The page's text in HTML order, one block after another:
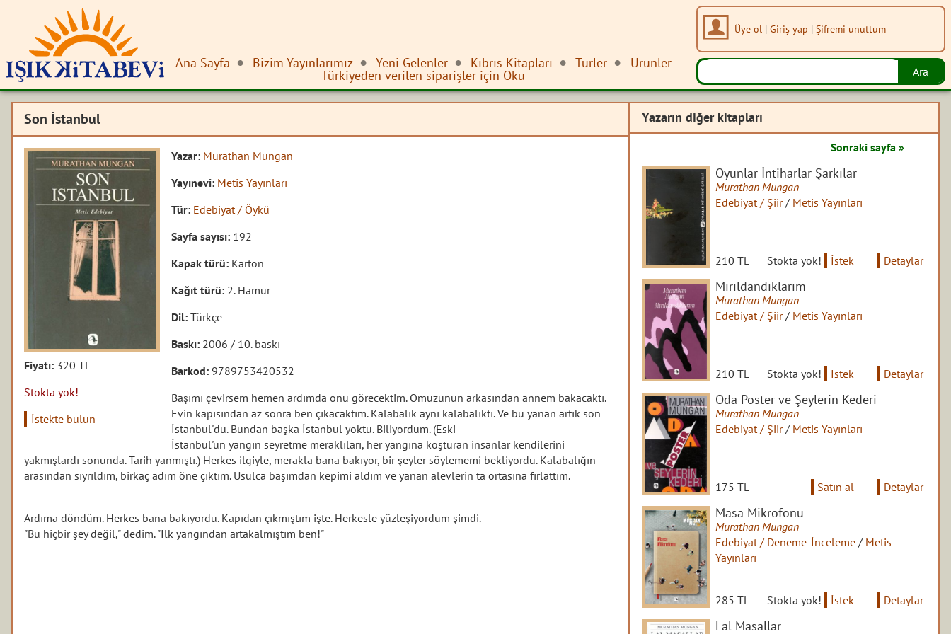
Ana Sayfa Bizim Yayınlarımız Yeni Gelenler Kıbrıs Kitapları Türler Ürünler
Türkiyeden verilen siparişler için Oku
Üye ol | Giriş yap | Şifremi unuttum
Son İstanbul
Fiyatı: 320 TL
Stokta yok!
İstekte bulun
Yazar: Murathan Mungan
Yayınevi: Metis Yayınları
Tür: Edebiyat / Öykü
Sayfa sayısı: 192
Kapak türü: Karton
Kağıt türü: 2. Hamur
Dil:Türkçe
Baskı: 2006 / 10. baskı
Barkod:9789753420532
Başımı çevirsem hemen ardımda onu görecektim. Omuzunun arkasından annem bakacaktı.
Evin kapısından az sonra ben çıkacaktım. Kalabalık aynı kalabalıktı. Ve bu yanan artık son
İstanbul'du. Bundan başka İstanbul yoktu. Biliyordum. (Eski
İstanbul'un yangın seyretme meraklıları, her yangına koşturan insanlar kendilerini
yakmışlardı sonunda. Tarih yanmıştı.) Herkes ilgiyle, merakla bana bakıyor, bir şeyler söylememi bekliyordu. Kalabalığın
arasından sıyrıldım, birkaç adım öne çıktım. Usulca başımdan kepimi aldım ve yanan alevlerin ta ortasına fırlattım.
Ardıma döndüm. Herkes bana bakıyordu. Kapıdan çıkmıştım işte. Herkesle yüzleşiyordum şimdi.
"Bu hiçbir şey değil," dedim. "İlk yangından artakalmıştım ben!"
Yazarın diğer kitapları
Sonraki sayfa »
Oyunlar İntiharlar Şarkılar
Murathan Mungan
Edebiyat / Şiir/ Metis Yayınları
210 TL Stokta yok! İstek Detaylar
Mırıldandıklarım
Murathan Mungan
Edebiyat / Şiir/ Metis Yayınları
210 TL Stokta yok! İstek Detaylar
Oda Poster ve Şeylerin Kederi
Murathan Mungan
Edebiyat / Şiir/ Metis Yayınları
175 TL Satın al Detaylar
Masa Mikrofonu
Murathan Mungan
Edebiyat / Deneme-İnceleme / Metis
Yayınları
285 TL Stokta yok! İstek Detaylar
Lal Masallar